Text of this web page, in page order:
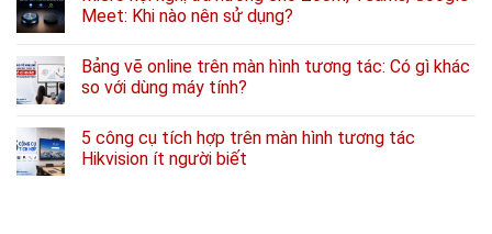
Meet: Khi nào nên sử dụng?
Bảng vẽ online trên màn hình tương tác: Có gì khác
so với dùng máy tính?
5 công cụ tích hợp trên màn hình tương tác
Hikvision ít người biết